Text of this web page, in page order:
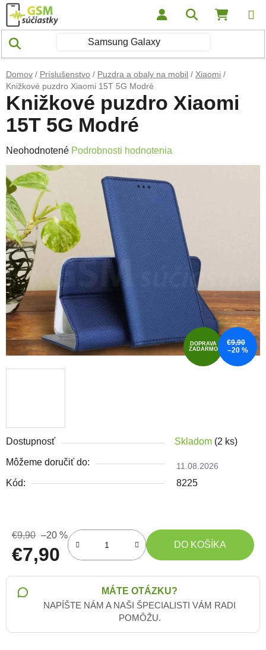
Prejsť na obsah Hľadať
Domov / Príslušenstvo / Puzdra a obaly na mobil / Xiaomi /
Knižkové puzdro Xiaomi 15T 5G Modré
Dostupnosť Skladom (2 ks)
Môžeme doručiť do: 11.08.2026
Kód: 8225
€9,90 –20 %
€7,90 DO KOŠÍKA
MÁTE OTÁZKU?
NAPÍŠTE NÁM A NAŠI ŠPECIALISTI VÁM RADI
POMÔŽU.
Knižkové puzdro Xiaomi
15T 5G Modré
Priemerné hodnotenie produktu je 0,0 z 5 hviezdičiek.
Neohodnotené Podrobnosti hodnotenia
DOPRAVA
ZADARMO
€9,90
–20 %